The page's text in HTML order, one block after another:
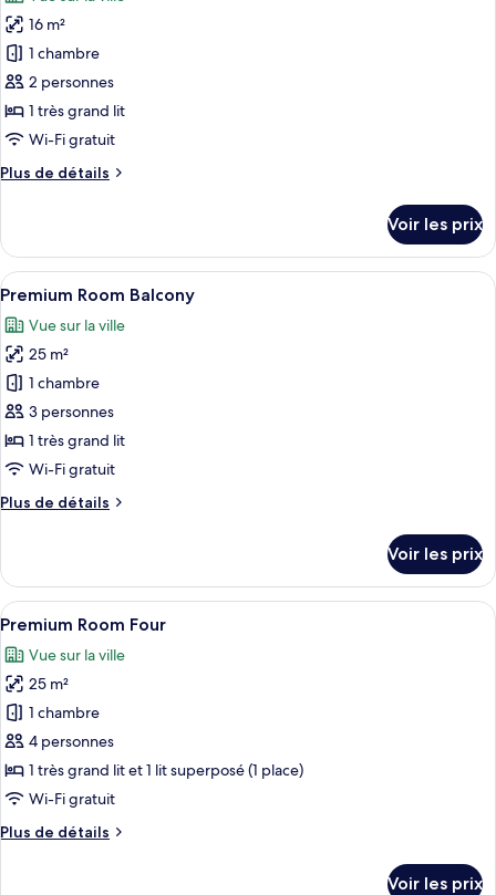
photos
pour
ce
type
de
chambre :
Premium
16 m²
1 chambre
2 personnes
1 très grand lit
Wi-Fi gratuit
Plus de détails
Plus
le
type
de
Premium
Room
Voir les prix
Afficher
toutes
les
photos
pour
ce
type
de
chambre :
Premium
Une chambre d’hôtel avec un lit, un
5
Premium Room Balcony
Vue sur la ville
25 m²
1 chambre
3 personnes
1 très grand lit
Wi-Fi gratuit
Plus de détails
Plus
le
type
de
Premium
Room
Balcony
Voir les prix
Afficher
toutes
les
photos
pour
ce
type
de
chambre :
Premium
Premium Room Four | Coffres-forts
6
Premium Room Four
Vue sur la ville
25 m²
1 chambre
4 personnes
1 très grand lit et 1 lit superposé (1 place)
Wi-Fi gratuit
Plus de détails
Plus
Voir les prix